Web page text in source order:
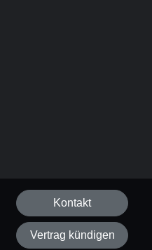
Kontakt
Vertrag kündigen